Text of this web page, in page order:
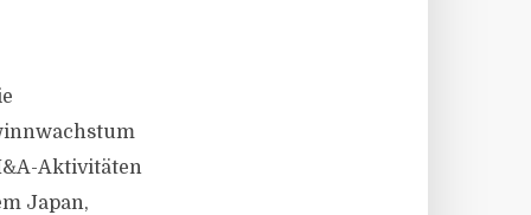
Aktivitäten
Japan,